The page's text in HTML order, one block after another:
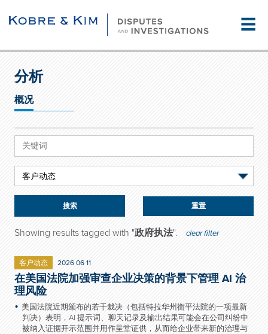
☰
分析
概况
重置
Showing results tagged with "政府执法". clear filter
客户动态 2026 06 11
在美国法院加强审查企业决策的背景下管理 AI 治
理风险
美国法院近期颁布的若干裁决（包括特拉华州衡平法院的一项最新
判决）表明，AI 提示词、聊天记录及输出结果可能会在公司纠纷中
被纳入证据开示范围并用作呈堂证供，从而给企业带来新的治理与